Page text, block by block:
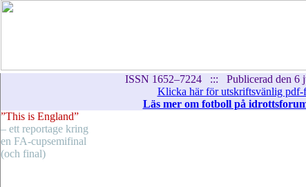
ISSN 1652–7224 ::: Publicerad den 6
Klicka här för utskriftsvänlig pdf-
Läs mer om fotboll på
”This is England”
– ett reportage kring
en FA-cupsemifinal
(och final)